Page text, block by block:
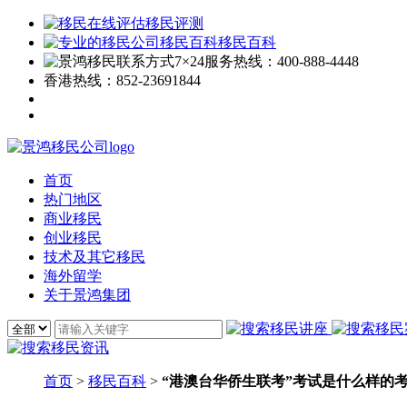
移民评测
移民百科
7×24服务热线： 400-888-4448
香港热线： 852-23691844
首页
热门地区
商业移民
创业移民
技术及其它移民
海外留学
关于景鸿集团
首页 > 移民百科 > “港澳台华侨生联考”考试是什么样的